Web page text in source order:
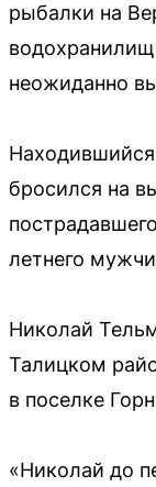
рыбалки на
неожиданно
бросился на
летнего
Николай
Талицком
в поселке
«Николай до